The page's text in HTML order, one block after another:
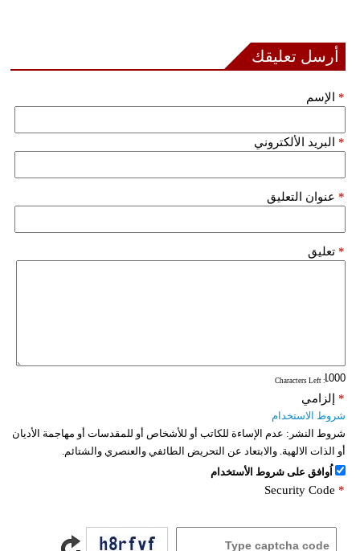
أرسل تعليقك
الإسم *
البريد الألكتروني *
عنوان التعليق *
تعليق *
: Characters Left
إلزامي *
شروط الاستخدام
شروط النشر: عدم الإساءة للكاتب أو للأشخاص أو للمقدسات أو مهاجمة الأديان
أو الذات الالهية. والابتعاد عن التحريض الطائفي والعنصري والشتائم.
اُوافق على شروط الأستخدام
Security Code *